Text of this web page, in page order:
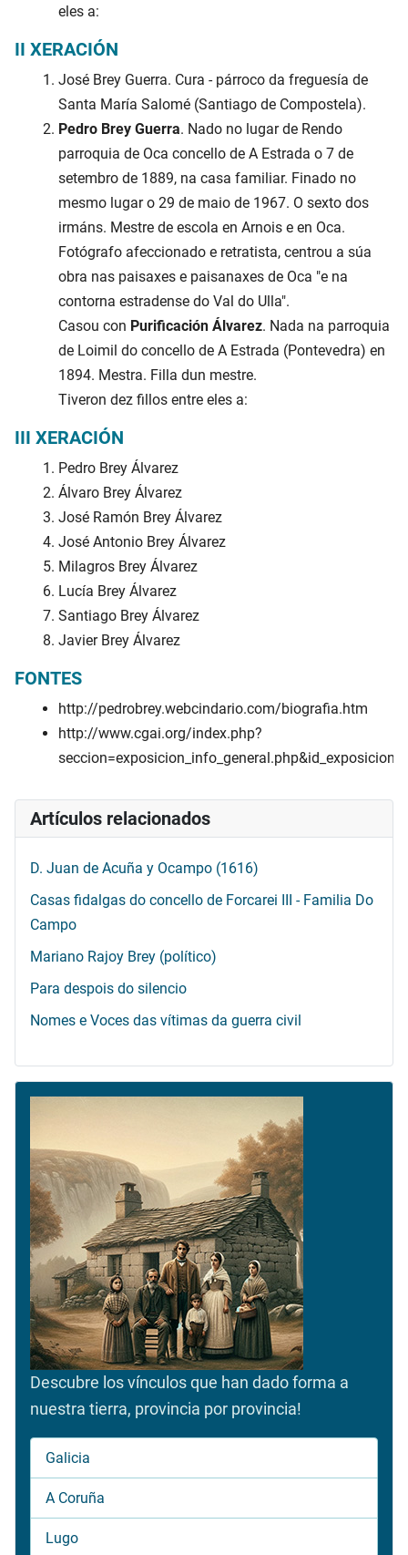
eles a:
II XERACIÓN
José Brey Guerra. Cura - párroco da freguesía de
Santa María Salomé (Santiago de Compostela).
Pedro Brey Guerra. Nado no lugar de Rendo
parroquia de Oca concello de A Estrada o 7 de
setembro de 1889, na casa familiar. Finado no
mesmo lugar o 29 de maio de 1967. O sexto dos
irmáns. Mestre de escola en Arnois e en Oca.
Fotógrafo afeccionado e retratista, centrou a súa
obra nas paisaxes e paisanaxes de Oca "e na
contorna estradense do Val do Ulla".
Casou con Purificación Álvarez. Nada na parroquia
de Loimil do concello de A Estrada (Pontevedra) en
1894. Mestra. Filla dun mestre.
Tiveron dez fillos entre eles a:
III XERACIÓN
Pedro Brey Álvarez
Álvaro Brey Álvarez
José Ramón Brey Álvarez
José Antonio Brey Álvarez
Milagros Brey Álvarez
Lucía Brey Álvarez
Santiago Brey Álvarez
Javier Brey Álvarez
FONTES
http://pedrobrey.webcindario.com/biografia.htm
http://www.cgai.org/index.php?
Artículos relacionados
D. Juan de Acuña y Ocampo (1616)
Casas fidalgas do concello de Forcarei III - Familia Do
Campo
Mariano Rajoy Brey (político)
Para despois do silencio
Nomes e Voces das vítimas da guerra civil
Descubre los vínculos que han dado forma a
nuestra tierra, provincia por provincia!
Galicia
A Coruña
Lugo